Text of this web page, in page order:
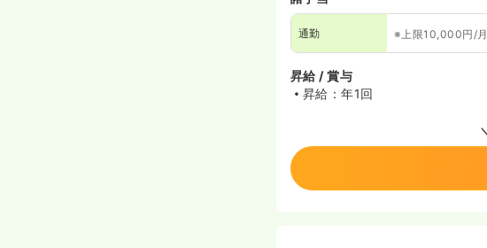
通勤 ※上限10,000円/月
昇給 / 賞与
昇給：年1回